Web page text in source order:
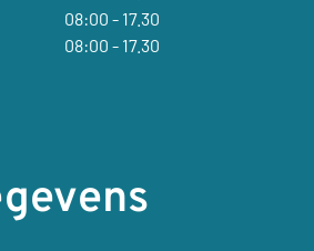
08:00 - 17.30
08:00 - 17.30